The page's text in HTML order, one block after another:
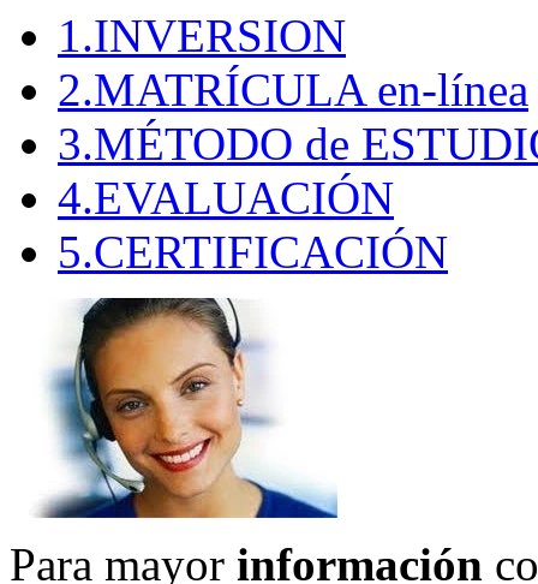
1.INVERSION
2.MATRÍCULA en-línea
3.MÉTODO de
4.EVALUACIÓN
5.CERTIFICACIÓN
Para mayor información